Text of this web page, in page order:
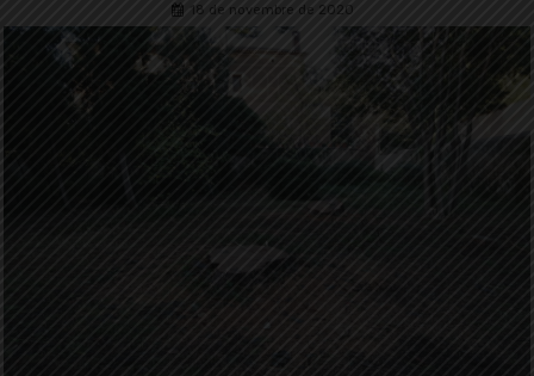
18 de novembre de 2020